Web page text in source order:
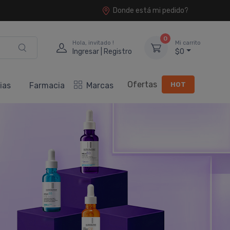
Donde está mi pedido?
Hola, invitado !
Ingresar | Registro
0
Mi carrito
$0
Farmacia Marcas Ofertas HOT